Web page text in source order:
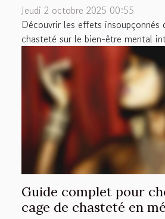
Jeudi 2 octobre 2025 00:55
Découvrir les effets insoupçonnés
chasteté sur le bien-être mental
Guide complet pour
cage de chasteté en